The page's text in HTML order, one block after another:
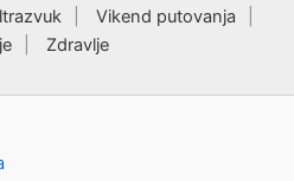
Vikend putovanja
Zdravlje